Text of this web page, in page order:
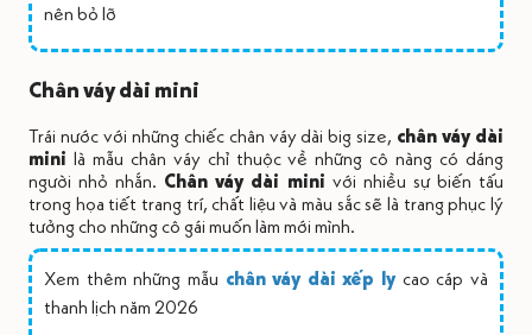
nên bỏ lỡ
Chân váy dài mini
Trái nước với những chiếc chân váy dài big size, chân váy dài
mini là mẫu chân váy chỉ thuộc về những cô nàng có dáng
người nhỏ nhắn. Chân váy dài mini với nhiều sự biến tấu
trong họa tiết trang trí, chất liệu và màu sắc sẽ là trang phục lý
tưởng cho những cô gái muốn làm mới mình.
Xem thêm những mẫu chân váy dài xếp lycao cáp và
thanh lịch năm 2026